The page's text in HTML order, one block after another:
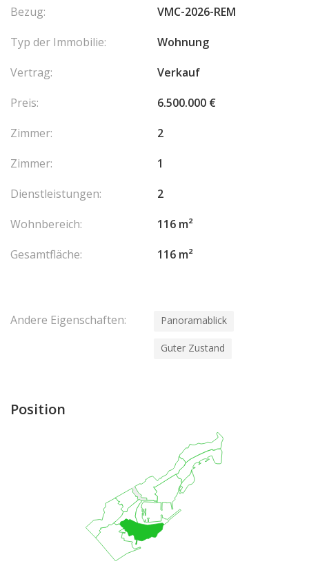
Bezug:
VMC-2026-REM
Typ der Immobilie:
Wohnung
Vertrag:
Verkauf
Preis:
6.500.000 €
Zimmer:
2
Zimmer:
1
Dienstleistungen:
2
Wohnbereich:
116 m²
Gesamtfläche:
116 m²
Andere Eigenschaften: Panoramablick
Guter Zustand
Position